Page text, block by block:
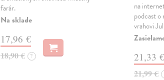
farár.
Na sklade
17,96 €
18,90 € ?
na
podcast
vrahovi
21,33 €
21,99 €